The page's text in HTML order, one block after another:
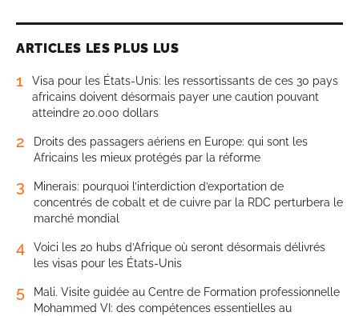
ARTICLES LES PLUS LUS
1
Visa pour les États-Unis: les ressortissants de ces 30 pays
africains doivent désormais payer une caution pouvant
atteindre 20.000 dollars
2
Droits des passagers aériens en Europe: qui sont les
Africains les mieux protégés par la réforme
3
Minerais: pourquoi l’interdiction d’exportation de
concentrés de cobalt et de cuivre par la RDC perturbera le
marché mondial
4
Voici les 20 hubs d’Afrique où seront désormais délivrés
les visas pour les États-Unis
5
Mali. Visite guidée au Centre de Formation professionnelle
Mohammed VI: des compétences essentielles au